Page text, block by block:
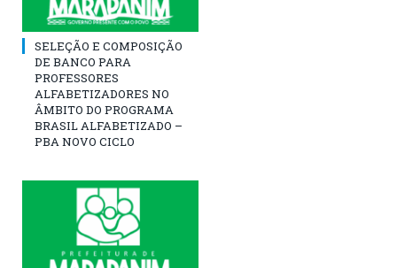
SELEÇÃO E COMPOSIÇÃO
DE BANCO PARA
PROFESSORES
ALFABETIZADORES NO
ÂMBITO DO PROGRAMA
BRASIL ALFABETIZADO –
PBA NOVO CICLO